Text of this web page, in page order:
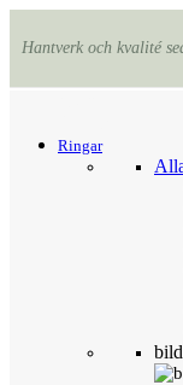
Hantverk och kvalité
Ringar
bild